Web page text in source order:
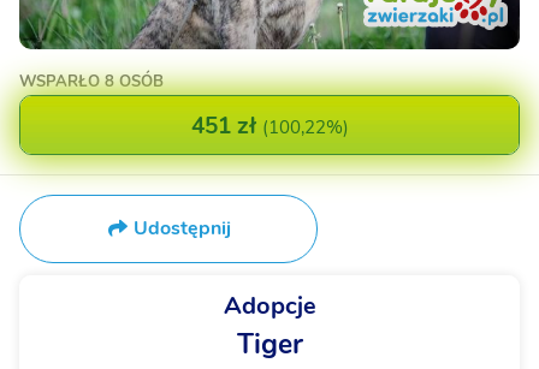
WSPARŁO8 OSÓB
451 zł (100,22%)
Udostępnij
Adopcje
Tiger